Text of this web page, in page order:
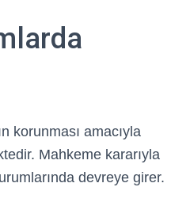
korunması amacıyla
Mahkeme kararıyla
devreye girer.